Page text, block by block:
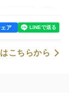
ェア
こちらから